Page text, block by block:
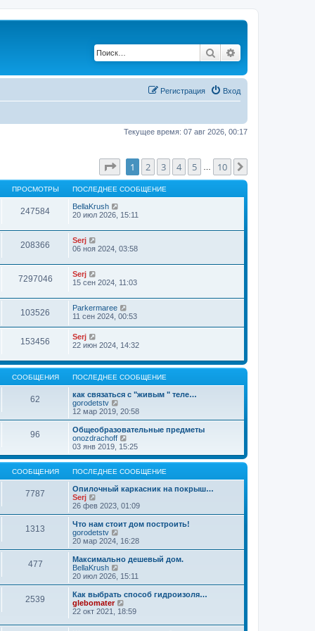
Поиск
Вход
Регистрация
Текущее время: 07 авг 2026, 00:17
Страница 1 из10
1 2 3 4 5 10
ПРОСМОТРЫ ПОСЛЕДНЕЕ СООБЩЕНИЕ
247584
BellaKrush
20 июл 2026, 15:11
208366
Serj
06 ноя 2024, 03:58
7297046
Serj
15 сен 2024, 11:03
103526
Parkermaree
11 сен 2024, 00:53
153456
Serj
22 июн 2024, 14:32
СООБЩЕНИЯ ПОСЛЕДНЕЕ СООБЩЕНИЕ
62
как связаться с "живым " теле…
gorodetstv
е
р
е
й
т
к
п
о
с
е
е
м
у
о
б
щ
е
н
и
12 мар 2019, 20:58
96
Общеобразовательные предметы
onozdrachoff
е
р
е
й
т
и
п
о
с
л
е
е
м
у
о
б
щ
03 янв 2019, 15:25
СООБЩЕНИЯ ПОСЛЕДНЕЕ СООБЩЕНИЕ
7787
Опилочный каркасник на покрыш…
Serj
е
р
е
й
т
п
о
с
е
д
н
е
26 фев 2023, 01:09
1313
Что нам стоит дом построить!
gorodetstv
е
р
е
т
п
о
с
л
20 мар 2024, 16:28
477
Максимально дешевый дом.
BellaKrush
е
р
й
т
к
20 июл 2026, 15:11
2539
Как выбрать способ гидроизоля…
glebomater
е
е
22 окт 2021, 18:59